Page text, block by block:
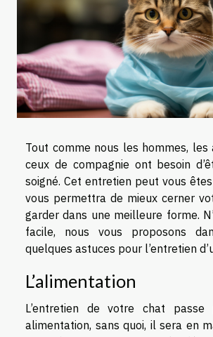
Tout comme nous les hommes, les
ceux de compagnie ont besoin
soigné. Cet entretien peut vous
vous permettra de mieux cerner
garder dans une meilleure forme.
facile, nous vous proposons
quelques astuces pour l’entretien
L’alimentation
L’entretien de votre chat
alimentation, sans quoi, il sera en